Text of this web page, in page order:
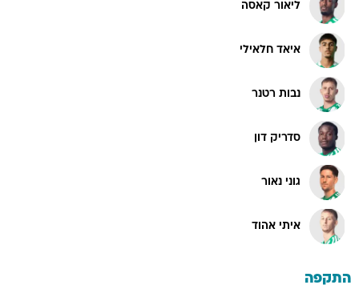
ליאור קאסה
איאד חלאילי
נבות רטנר
סדריק דון
גוני נאור
איתי אהוד
התקפה